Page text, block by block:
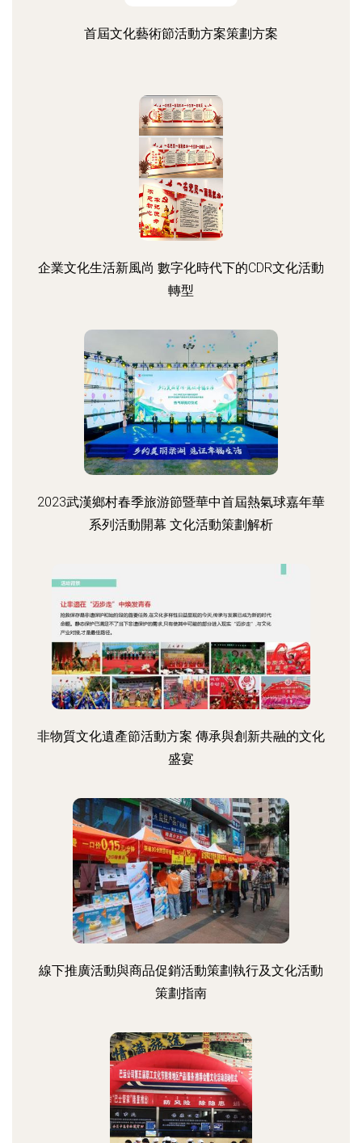
首屆文化藝術節活動方案策劃方案
企業文化生活新風尚 數字化時代下的CDR文化活動
轉型
2023武漢鄉村春季旅游節暨華中首屆熱氣球嘉年華
系列活動開幕 文化活動策劃解析
非物質文化遺產節活動方案 傳承與創新共融的文化
盛宴
線下推廣活動與商品促銷活動策劃執行及文化活動
策劃指南